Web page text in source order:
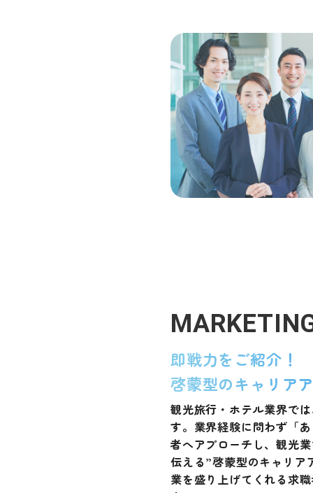
即戦力をご紹介！
啓蒙型のキャリア
観光旅行・ホテル業界で
す。業界経験に問わず「
者へアプローチし、観光
伝える”啓蒙型のキャリア
業を盛り上げてくれる求